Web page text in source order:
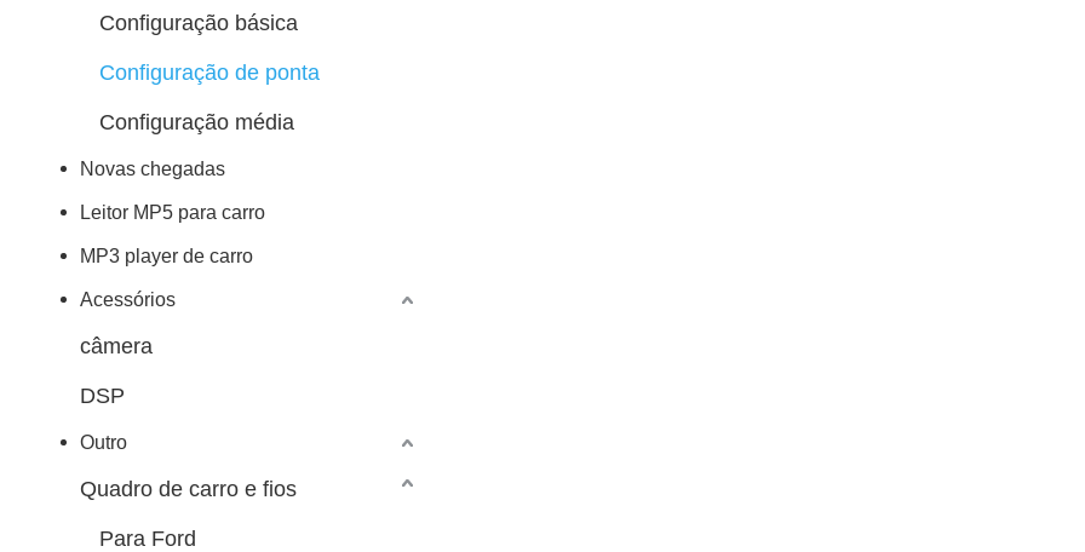
Configuração básica
Configuração de ponta
Configuração média
Novas chegadas
Leitor MP5 para carro
MP3 player de carro
Acessórios
câmera
DSP
Outro
Quadro de carro e fios
Para Ford